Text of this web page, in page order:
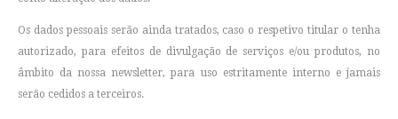
Os dados pessoais serão ainda tratados, caso o respetivo titular o tenha
autorizado, para efeitos de divulgação de serviços e/ou produtos, no
âmbito da nossa newsletter, para uso estritamente interno e jamais
serão cedidos a terceiros.